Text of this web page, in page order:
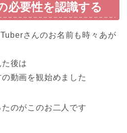
必要性を認識する
さんのお名前も時々あが
後は
動画を観始めました
のがこのお二人です